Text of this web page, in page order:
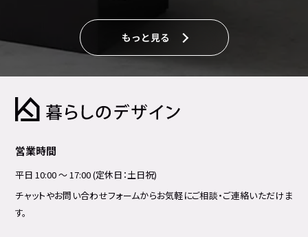
もっと見る
営業時間
平日 10:00 ～ 17:00 (定休日：土日祝)
チャットやお問い合わせフォームからお気軽にご相談・ご連絡いただけま
す。